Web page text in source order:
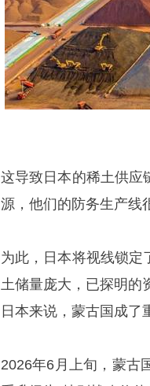
这导致日本的稀土供应
源，他们的防务生产线
为此，日本将视线锁定
土储量庞大，已探明的
日本来说，蒙古国成了
2026年6月上旬，蒙古